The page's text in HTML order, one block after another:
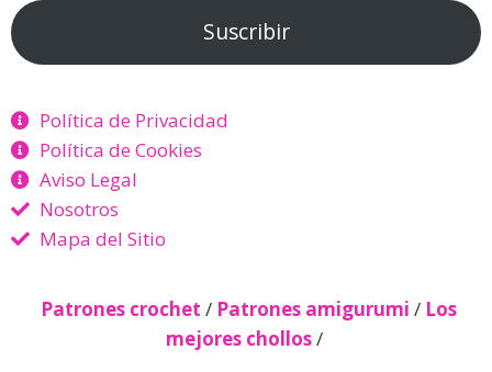
Suscribir
Política de Privacidad
Política de Cookies
Aviso Legal
Nosotros
Mapa del Sitio
Patrones crochet / Patrones amigurumi / Los
mejores chollos/